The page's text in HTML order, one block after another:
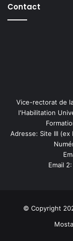
Contact
Vice-rectorat de
l'Habilitation
Adresse: Site III (ex
Email
© Copyright